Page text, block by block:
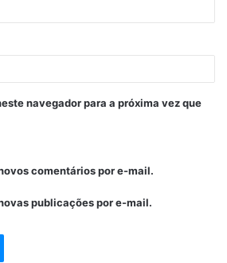
navegador para a próxima vez que
comentários por e-mail.
publicações por e-mail.